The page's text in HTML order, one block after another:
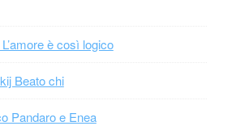
è così logico
Beato chi
Pandaro e Enea